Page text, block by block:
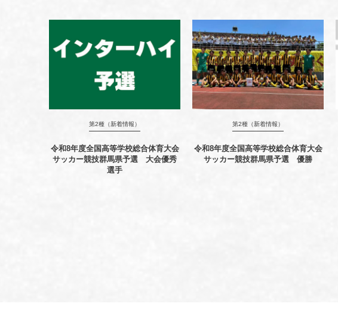
第2種（新着情報）
令和8年度全国高等学校総合体育大会
サッカー競技群馬県予選 大会優秀
選手
第2種（新着情報）
令和8年度全国高等学校総合体育大会
サッカー競技群馬県予選 優勝